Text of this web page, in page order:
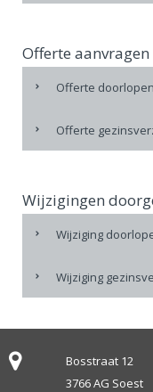
Offerte aanvragen
Offerte
Offerte
Wijzigingen
Wijziging
Wijziging
Bosstraat 12
3766 AG Soest